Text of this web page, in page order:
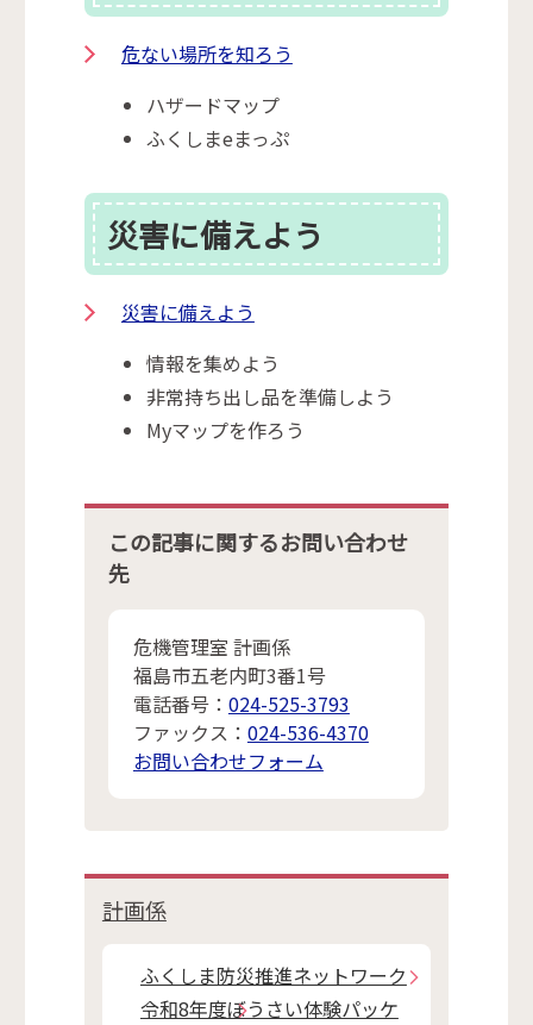
危ない場所を知ろう
ハザードマップ
ふくしまeまっぷ
災害に備えよう
災害に備えよう
情報を集めよう
非常持ち出し品を準備しよう
Myマップを作ろう
この記事に関するお問い合わせ
先
危機管理室 計画係
福島市五老内町3番1号
電話番号： 024-525-3793
ファックス： 024-536-4370
お問い合わせフォーム
計画係
ふくしま防災推進ネットワーク
令和8年度ぼうさい体験パッケ